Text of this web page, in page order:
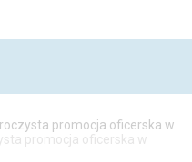
promocja oficerska w
promocja oficerska w